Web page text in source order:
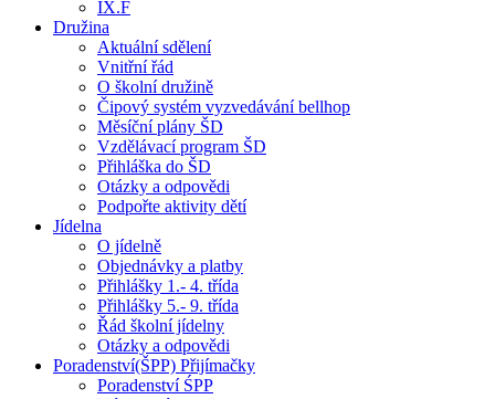
IX.F
Družina
Aktuální sdělení
Vnitřní řád
O školní družině
Čipový systém vyzvedávání bellhop
Měsíční plány ŠD
Vzdělávací program ŠD
Přihláška do ŠD
Otázky a odpovědi
Podpořte aktivity dětí
Jídelna
O jídelně
Objednávky a platby
Přihlášky 1.- 4. třída
Přihlášky 5.- 9. třída
Řád školní jídelny
Otázky a odpovědi
Poradenství(ŠPP) Přijímačky
Poradenství ŚPP